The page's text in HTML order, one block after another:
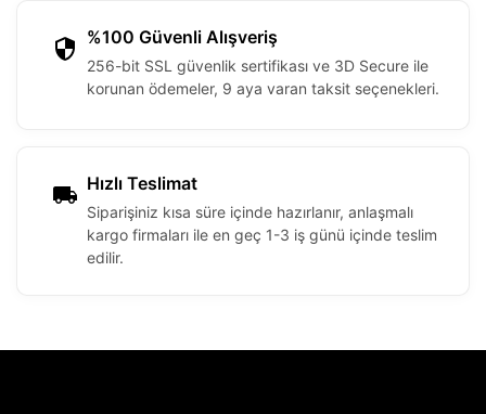
%100 Güvenli Alışveriş
256-bit SSL güvenlik sertifikası ve 3D Secure ile
korunan ödemeler, 9 aya varan taksit seçenekleri.
Hızlı Teslimat
Siparişiniz kısa süre içinde hazırlanır, anlaşmalı
kargo firmaları ile en geç 1-3 iş günü içinde teslim
edilir.